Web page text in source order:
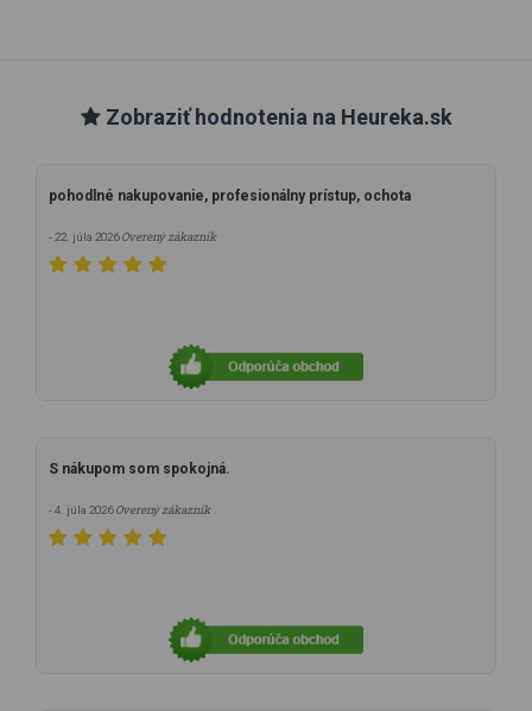
Zobraziť hodnotenia na Heureka.sk
pohodlné nakupovanie, profesionálny prístup, ochota
- 22. júla 2026Overený zákazník
S nákupom som spokojná.
- 4. júla 2026Overený zákazník